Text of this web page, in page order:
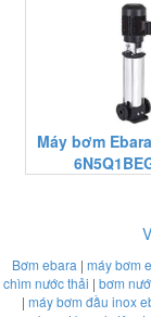
Máy bơm
Bơm ebara | máy bơm
chìm nước thải | bơm
| máy bơm đầu inox